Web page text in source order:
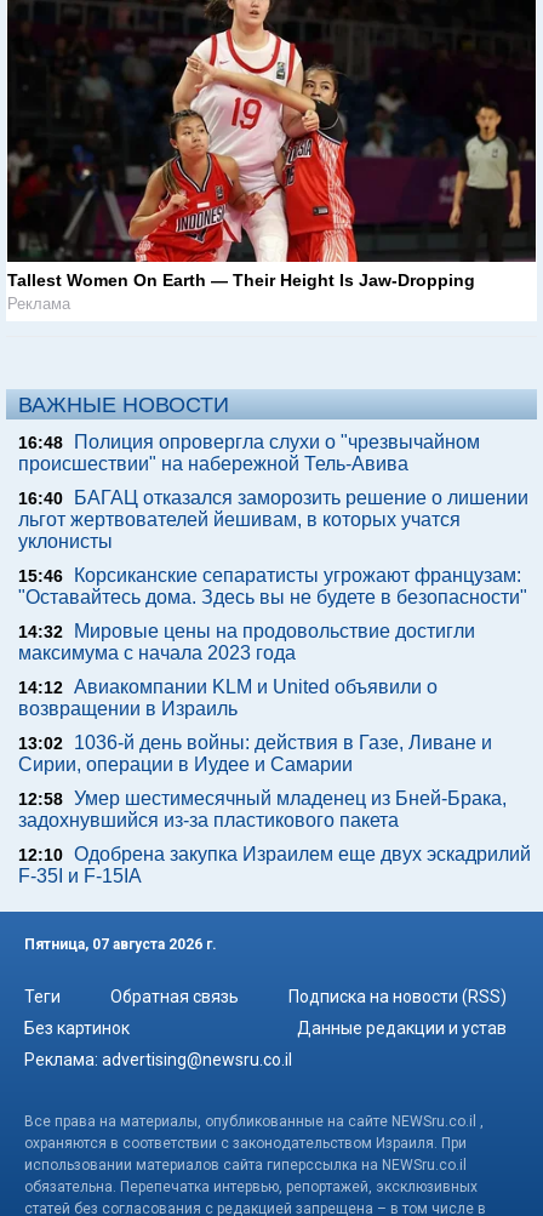
Tallest Women On Earth — Their Height Is Jaw-Dropping
Реклама
ВАЖНЫЕ НОВОСТИ
16:48
Полиция опровергла слухи о "чрезвычайном
происшествии" на набережной Тель-Авива
16:40
БАГАЦ отказался заморозить решение о лишении
льгот жертвователей йешивам, в которых учатся
уклонисты
15:46
Корсиканские сепаратисты угрожают французам:
"Оставайтесь дома. Здесь вы не будете в безопасности"
14:32
Мировые цены на продовольствие достигли
максимума с начала 2023 года
14:12 Авиакомпании KLM и United объявили о
возвращении в Израиль
13:02
1036-й день войны: действия в Газе, Ливане и
Сирии, операции в Иудее и Самарии
12:58 Умер шестимесячный младенец из Бней-Брака,
задохнувшийся из-за пластикового пакета
12:10 Одобрена закупка Израилем еще двух эскадрилий
F-35I и F-15IA
Пятница, 07 августа 2026 г.
Теги Обратная связь
Подписка на новости (RSS)
Без картинок
Данные редакции и устав
Реклама: advertising@newsru.co.il
Все права на материалы, опубликованные на сайте NEWSru.co.il ,
охраняются в соответствии с законодательством Израиля. При
использовании материалов сайта гиперссылка на NEWSru.co.il
обязательна. Перепечатка интервью, репортажей, эксклюзивных
статей без согласования с редакцией запрещена – в том числе в